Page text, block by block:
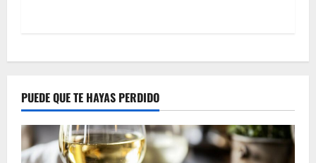
a
v
i
g
PUEDE QUE TE HAYAS PERDIDO